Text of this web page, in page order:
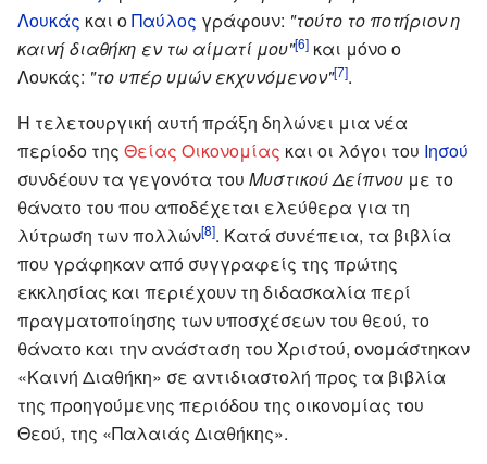
Λουκάς και οΠαύλος γράφουν: "τούτο το ποτήριον η
καινή διαθήκη εν τω αίματί μου"[6] και μόνο ο
Λουκάς: "το υπέρ υμών εκχυνόμενον"[7].
Η τελετουργική αυτή πράξη δηλώνει μια νέα
περίοδο της Θείας Οικονομίας και οι λόγοι του Ιησού
συνδέουν τα γεγονότα του Μυστικού Δείπνου με το
θάνατο του που αποδέχεται ελεύθερα για τη
λύτρωση των πολλών[8]. Κατά συνέπεια, τα βιβλία
που γράφηκαν από συγγραφείς της πρώτης
εκκλησίας και περιέχουν τη διδασκαλία περί
πραγματοποίησης των υποσχέσεων του θεού, το
θάνατο και την ανάσταση του Χριστού, ονομάστηκαν
«Καινή Διαθήκη» σε αντιδιαστολή προς τα βιβλία
της προηγούμενης περιόδου της οικονομίας του
Θεού, της «Παλαιάς Διαθήκης».